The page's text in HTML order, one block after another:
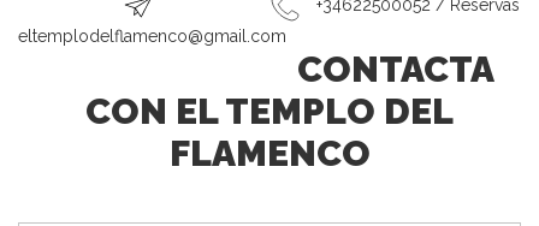
eltemplodelflamenco@gmail.com
+34622500052 / Reservas
CONTACTA
CON EL TEMPLO DEL
FLAMENCO